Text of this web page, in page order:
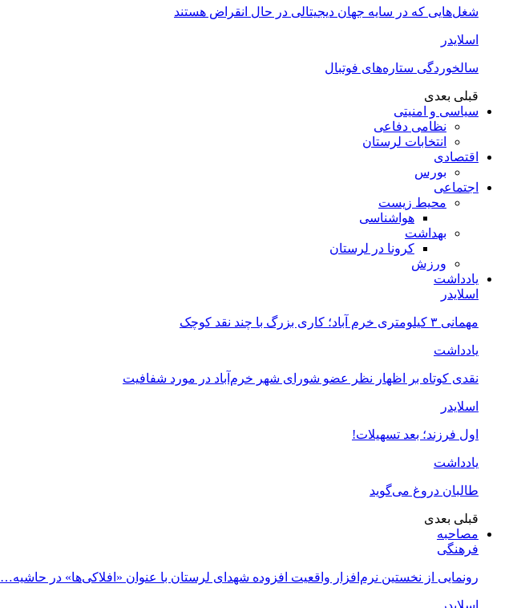
شغل‌‌هایی که در سایه جهان دیجیتالی در حال انقراض هستند
اسلایدر
سالخوردگی ستاره‌های فوتبال
قبلی بعدی
سیاسی و امنیتی
نظامی دفاعی
انتخابات لرستان
اقتصادی
بورس
اجتماعی
محیط زیست
هواشناسی
بهداشت
کرونا در لرستان
ورزش
یادداشت
اسلایدر
مهمانی ۳ کیلومتری خرم آباد؛ کاری بزرگ با چند نقد کوچک
یادداشت
نقدی کوتاه بر اظهار نظر عضو شورای شهر خرم‌آباد در مورد شفافیت
اسلایدر
اول فرزند؛ بعد تسهیلات!
یادداشت
طالبان دروغ می‌گوید
قبلی بعدی
مصاحبه
فرهنگی
رونمایی از نخستین نرم‌افزار واقعیت افزوده شهدای لرستان با عنوان «افلاکی‌ها» در حاشیه…
اسلایدر